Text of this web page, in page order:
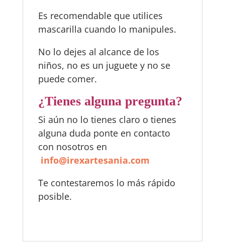
Es recomendable que utilices
mascarilla cuando lo manipules.
No lo dejes al alcance de los
niños, no es un juguete y no se
puede comer.
¿Tienes alguna pregunta?
Si aún no lo tienes claro o tienes
alguna duda ponte en contacto
con nosotros en
info@irexartesania.com
Te contestaremos lo más rápido
posible.